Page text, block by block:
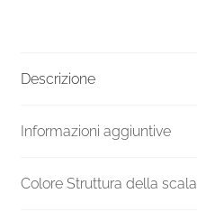
bianca
160
diametro
Descrizione
Informazioni aggiuntive
Colore Struttura della scala